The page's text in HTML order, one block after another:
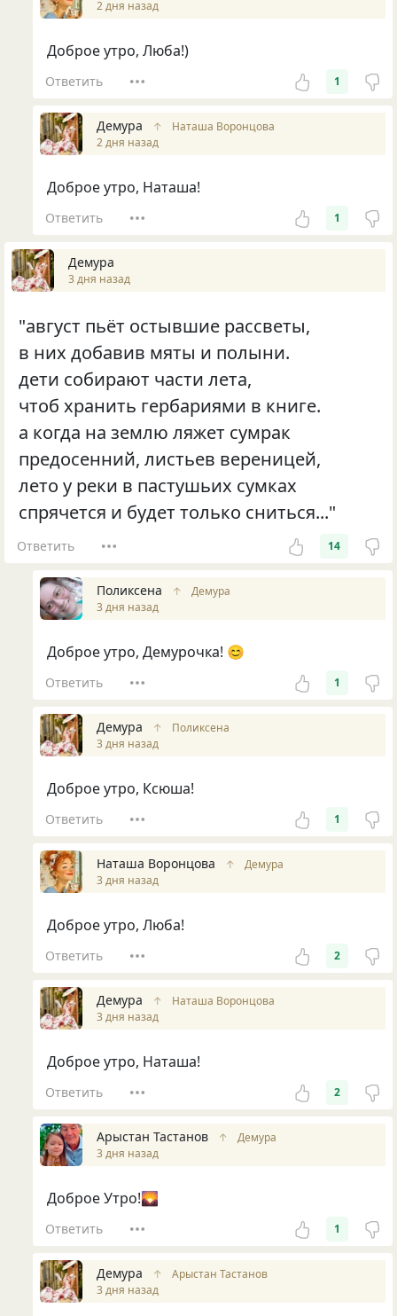
2 дня назад
Доброе утро, Люба!)
Ответить 1
Демура ↑
Наташа Воронцова
2 дня назад
Доброе утро, Наташа!
Ответить 1
Демура
3 дня назад
"август пьёт остывшие рассветы,
в них добавив мяты и полыни.
дети собирают части лета,
чтоб хранить гербариями в книге.
а когда на землю ляжет сумрак
предосенний, листьев вереницей,
лето у реки в пастушьих сумках
спрячется и будет только сниться..."
Ответить 14
Поликсена ↑
Демура
3 дня назад
Доброе утро, Демурочка! 😊
Ответить 1
Демура ↑
Поликсена
3 дня назад
Доброе утро, Ксюша!
Ответить 1
Наташа Воронцова ↑
Демура
3 дня назад
Доброе утро, Люба!
Ответить 2
Демура ↑
Наташа Воронцова
3 дня назад
Доброе утро, Наташа!
Ответить 2
Арыстан Тастанов ↑
Демура
3 дня назад
Доброе Утро!🌄
Ответить 1
Демура ↑
Арыстан Тастанов
3 дня назад